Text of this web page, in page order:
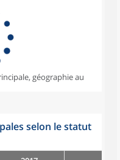
géographie au
selon le statut